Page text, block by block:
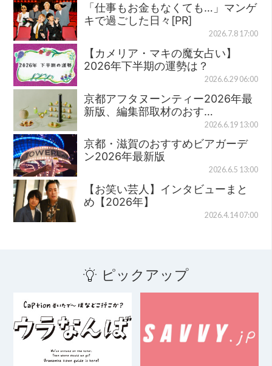
「仕事もお金もなくても…」マンゲ
キで過ごした日々[PR]
2026.7.8 17:00
【カメリア・マキの魔女占い】
2026年下半期の運勢は？
2026.6.29 06:00
京都アフタヌーンティー2026年最
新版、編集部取材のおす…
2026.6.19 13:00
京都・滋賀のおすすめビアガーデ
ン2026年最新版
2026.6.5 13:00
【お笑い芸人】インタビューまと
め【2026年】
2026.4.14 07:00
ピックアップ